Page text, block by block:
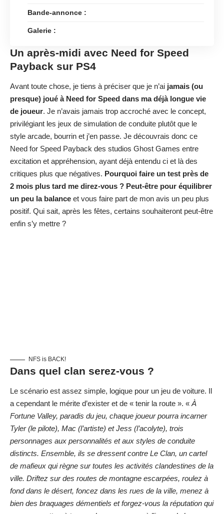
Bande-annonce :
Galerie :
Un après-midi avec Need for Speed
Payback sur PS4
Avant toute chose, je tiens à préciser que je n’ai jamais (ou
presque) joué à Need for Speed dans ma déjà longue vie
de joueur. Je n’avais jamais trop accroché avec le concept,
privilégiant les jeux de simulation de conduite plutôt que le
style arcade, bourrin et j’en passe. Je découvrais donc ce
Need for Speed Payback des studios Ghost Games entre
excitation et appréhension, ayant déjà entendu ci et là des
critiques plus que négatives. Pourquoi faire un test près de
2 mois plus tard me direz-vous ? Peut-être pour équilibrer
un peu la balance et vous faire part de mon avis un peu plus
positif. Qui sait, après les fêtes, certains souhaiteront peut-être
enfin s’y mettre ?
NFS is BACK!
Dans quel clan serez-vous ?
Le scénario est assez simple, logique pour un jeu de voiture. Il
a cependant le mérite d’exister et de « tenir la route ». « À
Fortune Valley, paradis du jeu, chaque joueur pourra incarner
Tyler (le pilote), Mac (l’artiste) et Jess (l’acolyte), trois
personnages aux personnalités et aux styles de conduite
distincts. Ensemble, ils se dressent contre Le Clan, un cartel
de mafieux qui règne sur toutes les activités clandestines de la
ville. Driftez sur des routes de montagne escarpées, roulez à
fond dans le désert, foncez dans les rues de la ville, menez à
bien des braquages démentiels et forgez-vous la réputation qui